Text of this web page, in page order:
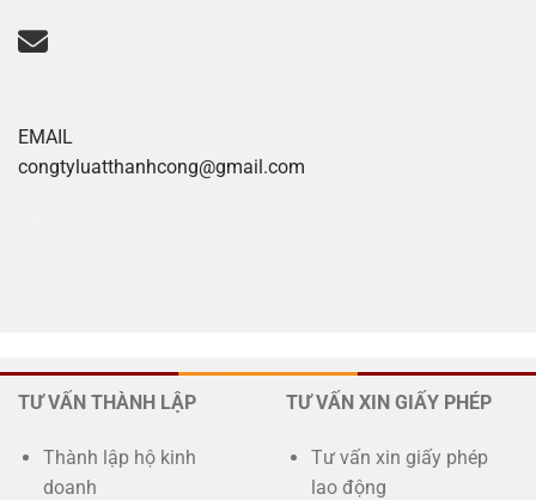
EMAIL
congtyluatthanhcong@gmail.com
TƯ VẤN THÀNH LẬP
Thành lập hộ kinh
doanh
TƯ VẤN XIN GIẤY PHÉP
Tư vấn xin giấy phép
lao động